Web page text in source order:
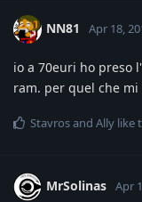
NN81 Apr 18,
io a 70euri ho preso
ram. per quel che
Stavrosand Ally like
MrSolinas Apr